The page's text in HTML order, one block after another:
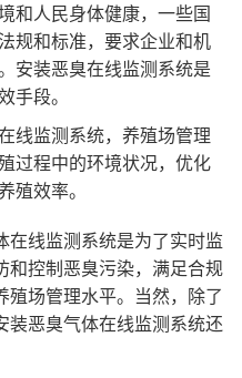
和人民身体健康，一些国
规和标准，要求企业和机
安装恶臭在线监测系统是
手段。
线监测系统，养殖场管理
过程中的环境状况，优化
殖效率。
在线监测系统是为了实时监
和控制恶臭污染，满足合规
场管理水平。当然，除了
装恶臭气体在线监测系统还